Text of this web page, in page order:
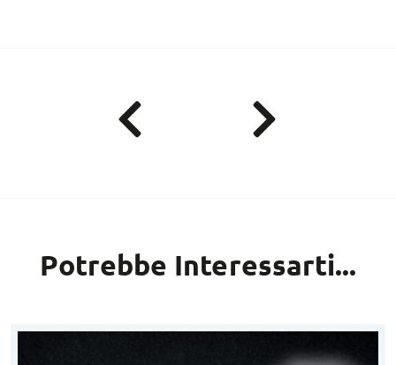
Potrebbe Interessarti...